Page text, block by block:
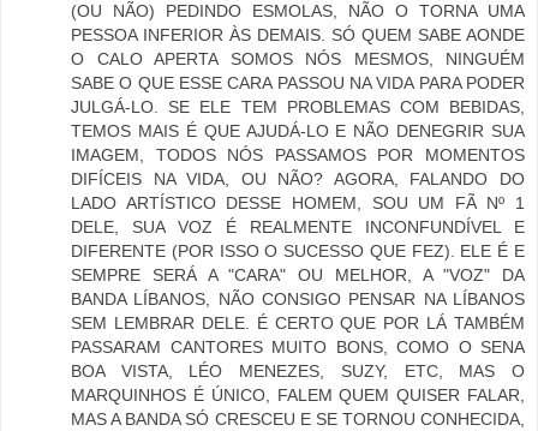
(OU NÃO) PEDINDO ESMOLAS, NÃO O TORNA UMA
PESSOA INFERIOR ÀS DEMAIS. SÓ QUEM SABE AONDE
O CALO APERTA SOMOS NÓS MESMOS, NINGUÉM
SABE O QUE ESSE CARA PASSOU NA VIDA PARA PODER
JULGÁ-LO. SE ELE TEM PROBLEMAS COM BEBIDAS,
TEMOS MAIS É QUE AJUDÁ-LO E NÃO DENEGRIR SUA
IMAGEM, TODOS NÓS PASSAMOS POR MOMENTOS
DIFÍCEIS NA VIDA, OU NÃO? AGORA, FALANDO DO
LADO ARTÍSTICO DESSE HOMEM, SOU UM FÃ Nº 1
DELE, SUA VOZ É REALMENTE INCONFUNDÍVEL E
DIFERENTE (POR ISSO O SUCESSO QUE FEZ). ELE É E
SEMPRE SERÁ A "CARA" OU MELHOR, A "VOZ" DA
BANDA LÍBANOS, NÃO CONSIGO PENSAR NA LÍBANOS
SEM LEMBRAR DELE. É CERTO QUE POR LÁ TAMBÉM
PASSARAM CANTORES MUITO BONS, COMO O SENA
BOA VISTA, LÉO MENEZES, SUZY, ETC, MAS O
MARQUINHOS É ÚNICO, FALEM QUEM QUISER FALAR,
MAS A BANDA SÓ CRESCEU E SE TORNOU CONHECIDA,